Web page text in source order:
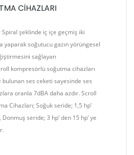
CİHAZLARI
şeklinde iç içe geçmiş iki
yaparak soğutucu gazın yörüngesel
sağlayan
kompresörlü soğutma cihazları
ses ceketi sayesinde ses
oranla 7dBA daha azdır. Scroll
Cihazları; Soğuk seride; 1,5 hp’
seride; 3 hp’ den 15 hp’ ye